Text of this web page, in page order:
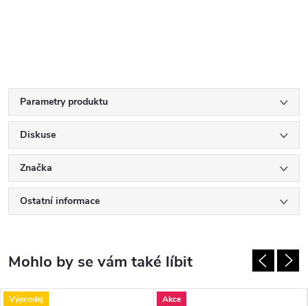
Parametry produktu
Diskuse
Značka
Ostatní informace
Výprodej
Akce